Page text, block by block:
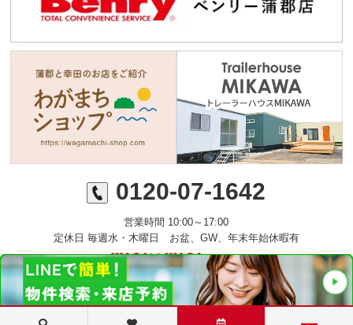
0120-07-1642
営業時間 10:00～17:00
定休日 毎週水・木曜日 お盆、GW、年末年始休暇有
©ミニミニFC蒲郡店 丸七住宅株式会社